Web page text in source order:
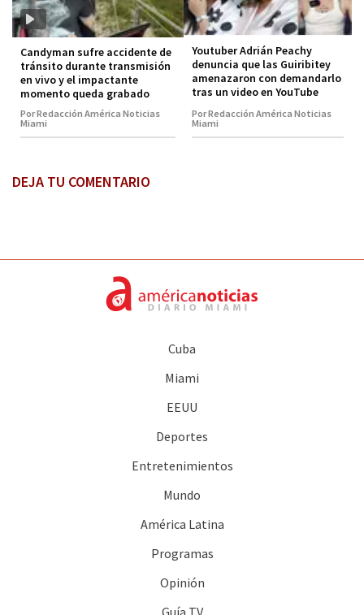
Candyman sufre accidente de
tránsito durante transmisión
en vivo y el impactante
momento queda grabado
Por Redacción América Noticias
Miami
Youtuber Adrián Peachy
denuncia que las Guiribitey
amenazaron con demandarlo
tras un video en YouTube
Por Redacción América Noticias
Miami
DEJA TU COMENTARIO
Cuba
Miami
EEUU
Deportes
Entretenimientos
Mundo
América Latina
Programas
Opinión